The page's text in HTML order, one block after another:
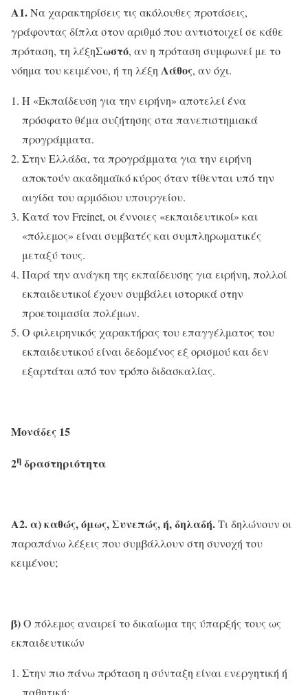
Α1.Να χαρακτηρίσεις τις ακόλουθες προτάσεις,
γράφοντας δίπλα στον αριθμό που αντιστοιχεί σε κάθε
πρόταση, τη λέξηΣωστό, αν η πρόταση συμφωνεί με το
νόημα του κειμένου, ή τη λέξη Λάθος, αν όχι.
Η «Εκπαίδευση για την ειρήνη» αποτελεί ένα
πρόσφατο θέμα συζήτησης στα πανεπιστημιακά
προγράμματα.
Στην Ελλάδα, τα προγράμματα για την ειρήνη
αποκτούν ακαδημαϊκό κύρος όταν τίθενται υπό την
αιγίδα του αρμόδιου υπουργείου.
Κατά τον Freinet, οι έννοιες «εκπαιδευτικοί» και
«πόλεμος» είναι συμβατές και συμπληρωματικές
μεταξύ τους.
Παρά την ανάγκη της εκπαίδευσης για ειρήνη, πολλοί
εκπαιδευτικοί έχουν συμβάλει ιστορικά στην
προετοιμασία πολέμων.
Ο φιλειρηνικός χαρακτήρας του επαγγέλματος του
εκπαιδευτικού είναι δεδομένος εξ ορισμού και δεν
εξαρτάται από τον τρόπο διδασκαλίας.
Μονάδες 15
2η δραστηριότητα
Α2. α) καθώς, όμως, Συνεπώς, ή, δηλαδή.Τι δηλώνουν οι
παραπάνω λέξεις που συμβάλλουν στη συνοχή του
κειμένου;
β)Ο πόλεμος αναιρεί το δικαίωμα της ύπαρξής τους ως
εκπαιδευτικών
Στην πιο πάνω πρόταση η σύνταξη είναι ενεργητική ή
παθητική;